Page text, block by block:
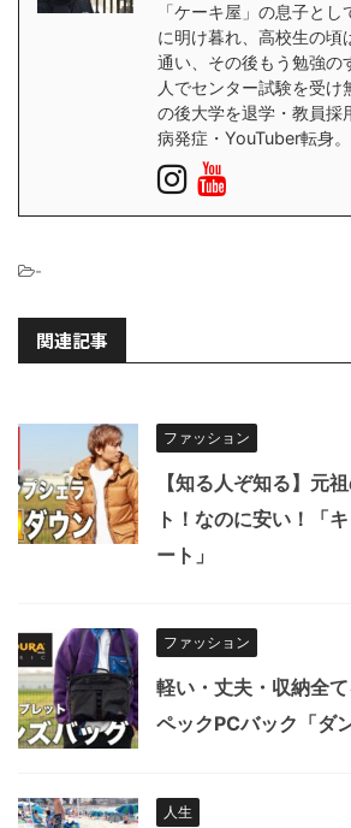
「ケーキ屋」の息子と
に明け暮れ、高校生の頃
通い、その後もう勉強の
人でセンター試験を受け
の後大学を退学・教員採
病発症・YouTuber転身。
-
関連記事
ファッション
【知る人ぞ知る】元
ト！なのに安い！「
ート」
ファッション
軽い・丈夫・収納全
ペックPCバック「ダ
人生